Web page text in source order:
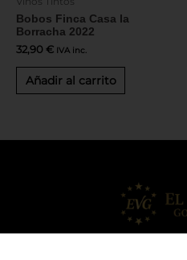
Bobos Finca Casa la
Borracha 2022
32,90 € IVA inc.
Añadir al carrito